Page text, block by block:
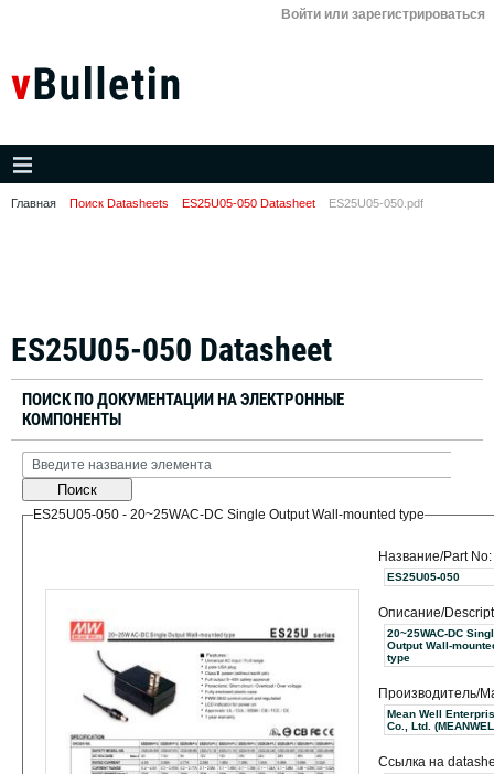
Войти или зарегистрироваться
Главная Поиск Datasheets ES25U05-050 Datasheet ES25U05-050.pdf
ES25U05-050 Datasheet
ПОИСК ПО ДОКУМЕНТАЦИИ НА ЭЛЕКТРОННЫЕ
КОМПОНЕНТЫ
Поиск
ES25U05-050 - 20~25WAC-DC Single Output Wall-mounted type
Название/Part No:
ES25U05-050
Описание/
20~25WAC-DC
Output Wall-
type
Производитель/
Mean Well
Co., Ltd.
Ссылка на